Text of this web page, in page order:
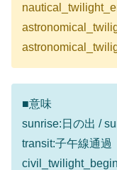
■意味
sunrise:日の出 /
transit:子午線通過